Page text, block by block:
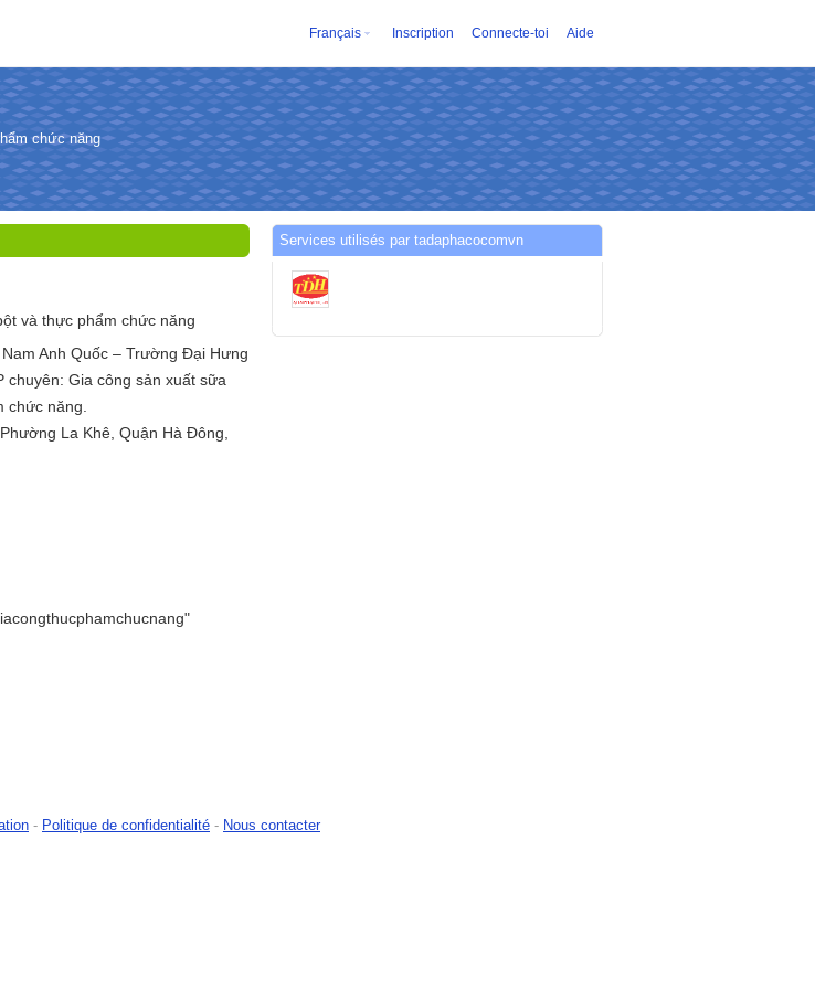
Français Inscription Connecte-toi Aide
chức năng
và thực phẩm chức năng
Anh Quốc – Trường Đại Hưng
chuyên: Gia công sản xuất sữa
chức năng.
La Khê, Quận Hà Đông,
Services utilisés par tadaphacocomvn
- Politique de confidentialité - Nous contacter